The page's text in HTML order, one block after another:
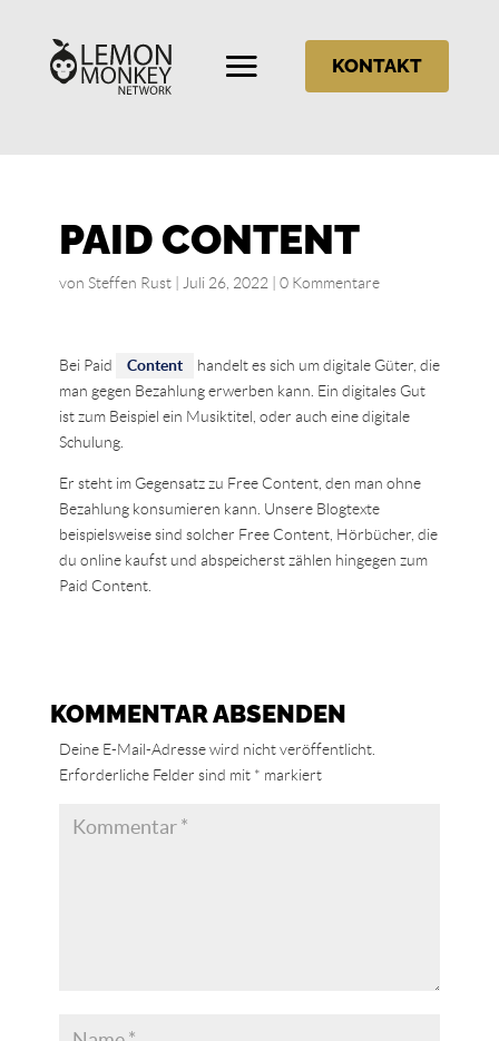
KONTAKT
PAID CONTENT
von Steffen Rust| Juli 26, 2022 0 Kommentare
Bei Paid Content
handelt es sich um digitale Güter, die
man gegen Bezahlung erwerben kann. Ein digitales Gut
ist zum Beispiel ein Musiktitel, oder auch eine digitale
Schulung.
Er steht im Gegensatz zu Free Content, den man ohne
Bezahlung konsumieren kann. Unsere Blogtexte
beispielsweise sind solcher Free Content, Hörbücher, die
du online kaufst und abspeicherst zählen hingegen zum
Paid Content.
KOMMENTAR ABSENDEN
Deine E-Mail-Adresse wird nicht veröffentlicht.
Erforderliche Felder sind mit * markiert